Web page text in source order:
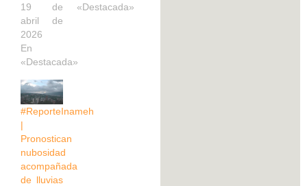
19 de
abril de
2026
En
«Destacada»
«Destacada»
#ReporteInameh
|
Pronostican
nubosidad
acompañada
de lluvias